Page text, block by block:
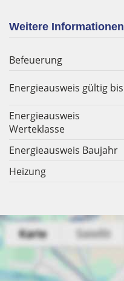
Weitere Informationen
Befeuerung
Energieausweis gültig bis
Energieausweis
Werteklasse
Energieausweis Baujahr
Heizung